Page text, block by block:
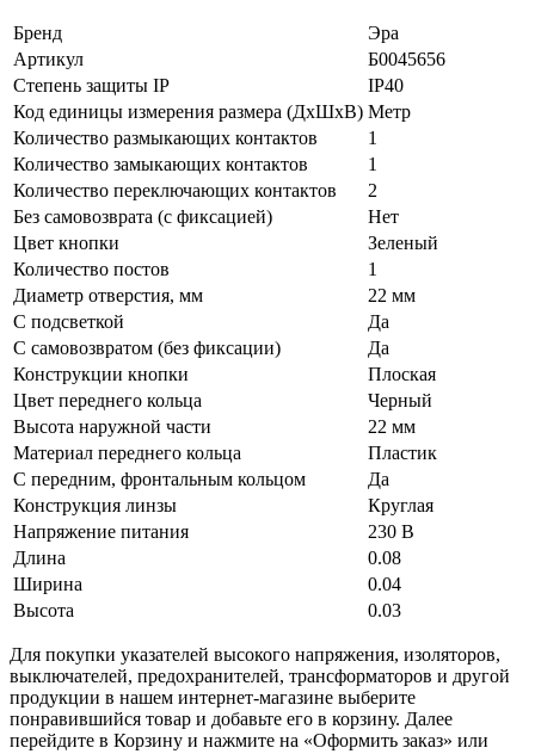
Бренд
Эра
Артикул
Б0045656
Степень защиты IP
IP40
Код единицы измерения размера (ДхШхВ) Метр
Количество размыкающих контактов
1
Количество замыкающих контактов
1
Количество переключающих контактов
2
Без самовозврата (с фиксацией)
Нет
Цвет кнопки
Зеленый
Количество постов
1
Диаметр отверстия, мм
22 мм
С подсветкой
Да
С самовозвратом (без фиксации)
Да
Конструкции кнопки
Плоская
Цвет переднего кольца
Черный
Высота наружной части
22 мм
Материал переднего кольца
Пластик
С передним, фронтальным кольцом
Да
Конструкция линзы
Круглая
Напряжение питания
230 В
Длина
0.08
Ширина
0.04
Высота
0.03
Для покупки указателей высокого напряжения, изоляторов,
выключателей, предохранителей, трансформаторов и другой
продукции в нашем интернет-магазине выберите
понравившийся товар и добавьте его в корзину. Далее
перейдите в Корзину и нажмите на «Оформить заказ» или